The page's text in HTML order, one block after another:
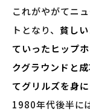
これがやがてニ
トとなり、 貧し
ていったヒップ
クグラウンドと
てグリルズを身
1980年代後半に